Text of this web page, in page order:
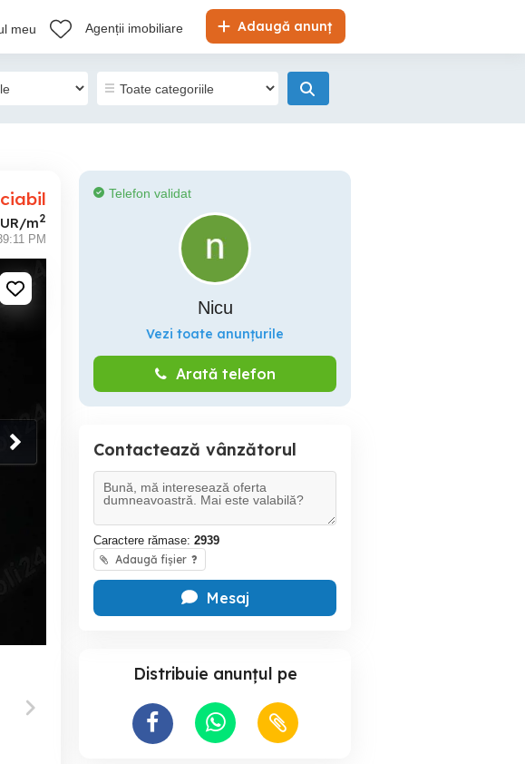
Adaugă anunț
meu Agenții imobiliare
m2
PM
Telefon validat
Nicu
Vezi toate anunțurile
Arată telefon
Contactează vânzătorul
Caractere rămase: 2939
Adaugă fișier ?
Mesaj
Distribuie anunțul pe